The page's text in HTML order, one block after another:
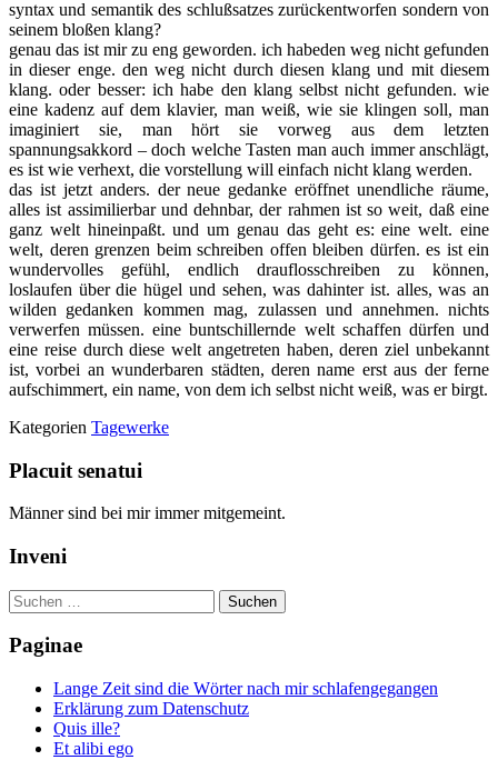
syntax und semantik des schlußsatzes zurückentworfen sondern von
seinem bloßen klang?
genau das ist mir zu eng geworden. ich habeden weg nicht gefunden
in dieser enge. den weg nicht durch diesen klang und mit diesem
klang. oder besser: ich habe den klang selbst nicht gefunden. wie
eine kadenz auf dem klavier, man weiß, wie sie klingen soll, man
imaginiert sie, man hört sie vorweg aus dem letzten
spannungsakkord – doch welche Tasten man auch immer anschlägt,
es ist wie verhext, die vorstellung will einfach nicht klang werden.
das ist jetzt anders. der neue gedanke eröffnet unendliche räume,
alles ist assimilierbar und dehnbar, der rahmen ist so weit, daß eine
ganz welt hineinpaßt. und um genau das geht es: eine welt. eine
welt, deren grenzen beim schreiben offen bleiben dürfen. es ist ein
wundervolles gefühl, endlich drauflosschreiben zu können,
loslaufen über die hügel und sehen, was dahinter ist. alles, was an
wilden gedanken kommen mag, zulassen und annehmen. nichts
verwerfen müssen. eine buntschillernde welt schaffen dürfen und
eine reise durch diese welt angetreten haben, deren ziel unbekannt
ist, vorbei an wunderbaren städten, deren name erst aus der ferne
aufschimmert, ein name, von dem ich selbst nicht weiß, was er birgt.
Kategorien Tagewerke
Placuit senatui
Männer sind bei mir immer mitgemeint.
Inveni
Suchen
nach:
Paginae
Lange Zeit sind die Wörter nach mir schlafengegangen
Erklärung zum Datenschutz
Quis ille?
Et alibi ego